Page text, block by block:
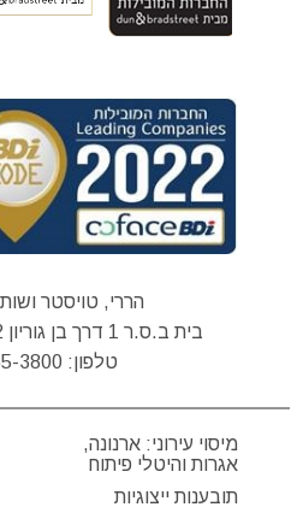
הררי, טויסטר
בית ב.ס.ר 1 דרך בן גוריון 2, רמת גן, 52573
טלפון: 3800
מיסוי עירוני: ארנונה,
אגרות והיטלי פיתוח
תובענות ייצוגיות